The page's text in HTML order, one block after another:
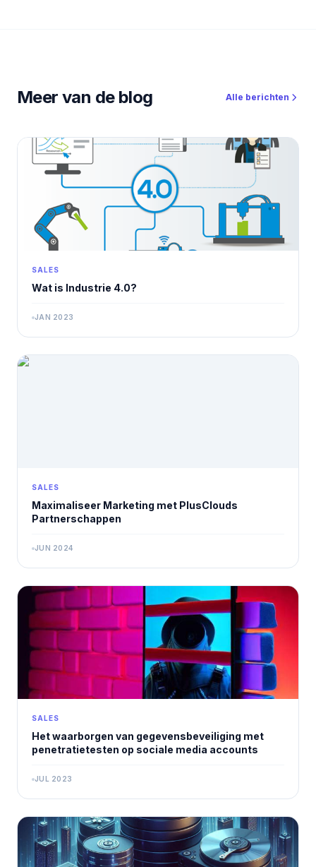
Meer van de blog Alle berichten
SALES
Wat is Industrie 4.0?
JAN 2023
SALES
Maximaliseer Marketing met PlusClouds
Partnerschappen
JUN 2024
SALES
Het waarborgen van gegevensbeveiliging met
penetratietesten op sociale media accounts
JUL 2023